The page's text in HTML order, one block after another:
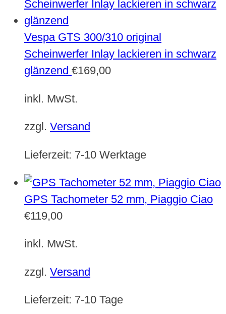
Vespa GTS 300/310 original
Scheinwerfer Inlay lackieren in schwarz
glänzend €169,00
inkl. MwSt.
zzgl. Versand
Lieferzeit: 7-10 Werktage
GPS Tachometer 52 mm, Piaggio Ciao
€119,00
inkl. MwSt.
zzgl. Versand
Lieferzeit: 7-10 Tage